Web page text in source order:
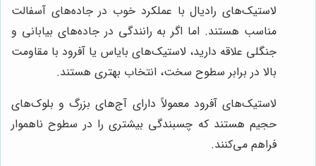
لاستیک‌های رادیال با عملکرد خوب در جاده‌های آسفالت
مناسب هستند. اما اگر به رانندگی در جاده‌های بیابانی و
جنگلی علاقه دارید، لاستیک‌های بایاس یا آفرود با مقاومت
بالا در برابر سطوح سخت، انتخاب بهتری هستند.
لاستیک‌های آفرود معمولاً دارای آج‌های بزرگ و بلوک‌های
حجیم هستند که چسبندگی بیشتری را در سطوح ناهموار
فراهم می‌کنند.